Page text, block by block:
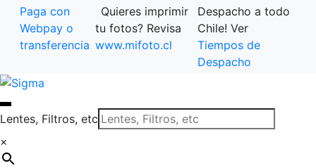
Paga con
Webpay o
transferencia
Quieres imprimir
tu fotos? Revisa
www.mifoto.cl
Despacho a todo
Chile! Ver
Tiempos de
Despacho
Ir
la
Saltar
contenido
Lentes, Filtros, etc
×